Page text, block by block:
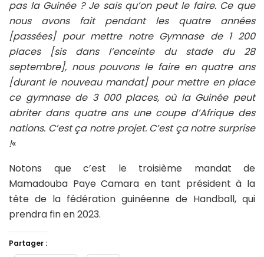
pas la Guinée ? Je sais qu’on peut le faire. Ce que
nous avons fait pendant les quatre années
[passées] pour mettre notre Gymnase de 1 200
places [sis dans l’enceinte du stade du 28
septembre], nous pouvons le faire en quatre ans
[durant le nouveau mandat] pour mettre en place
ce gymnase de 3 000 places, où la Guinée peut
abriter dans quatre ans une coupe d’Afrique des
nations. C’est ça notre projet. C’est ça notre surprise
!«
Notons que c’est le troisième mandat de
Mamadouba Paye Camara en tant président à la
tête de la fédération guinéenne de Handball, qui
prendra fin en 2023.
Partager :